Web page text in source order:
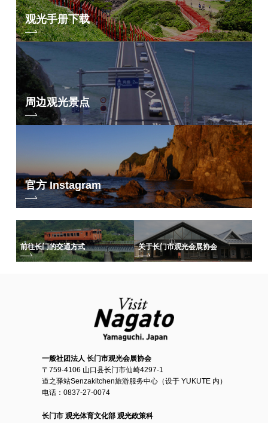
观光手册下载
周边观光景点
官方 Instagram
前往长门的交通方式 关于长门市观光会展协会
一般社团法人 长门市观光会展协会
〒759-4106 山口县长门市仙崎4297-1
道之驿站Senzakitchen旅游服务中心（设于 YUKUTE 内）
电话：0837-27-0074
长门市 观光体育文化部 观光政策科